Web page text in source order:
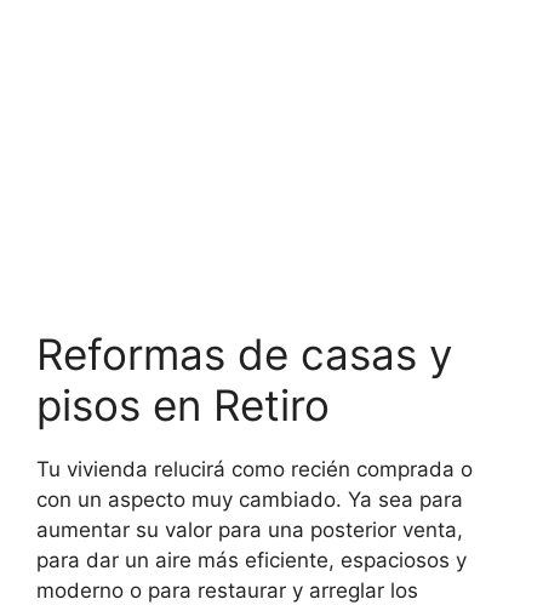
Reformas de casas y
pisos en Retiro
Tu vivienda relucirá como recién comprada o
con un aspecto muy cambiado. Ya sea para
aumentar su valor para una posterior venta,
para dar un aire más eficiente, espaciosos y
moderno o para restaurar y arreglar los